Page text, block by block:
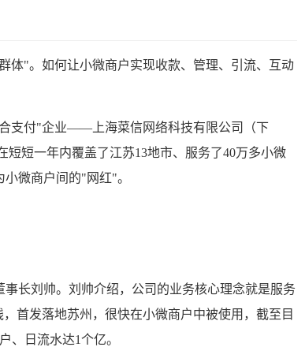
"。如何让小微商户实现收款、管理、引流、互动
支付"企业——上海菜信网络科技有限公司（下
短一年内覆盖了江苏13地市、服务了40万多小微
微商户间的"网红"。
长刘帅。刘帅介绍，公司的业务核心理念就是服务
首发落地苏州，很快在小微商户中被使用，截至目
、日流水达1个亿。